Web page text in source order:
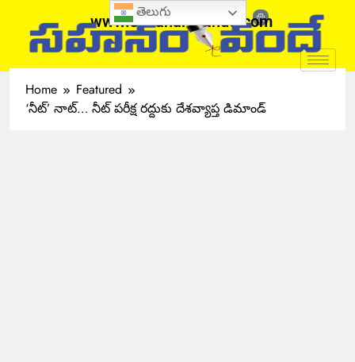
www.sahanamvande.com
Home
Featured
‘నీట్’ నాట్… నీట్ పరీక్ష రద్దుకు దేశవ్యాప్త డిమాండ్
తెలుగు